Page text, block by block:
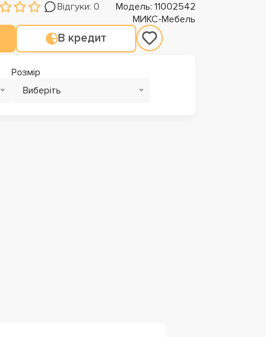
Відгуки: 0 Модель: 11002542
МИКС-Мебель
В кредит
Розмір
Виберіть